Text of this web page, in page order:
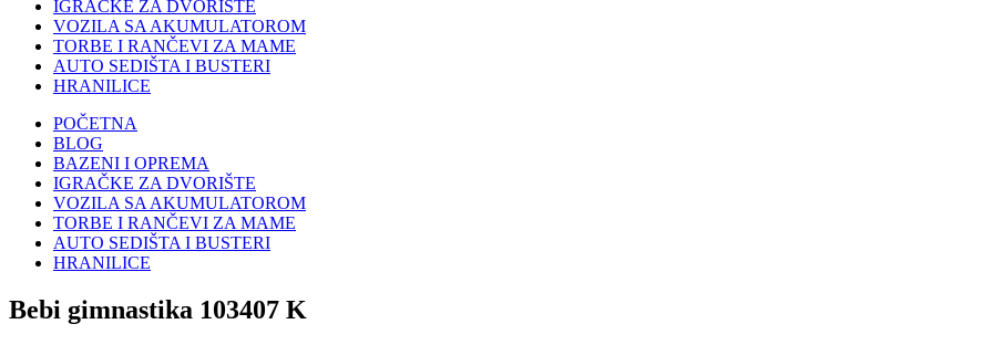
IGRAČKE ZA DVORIŠTE
VOZILA SA AKUMULATOROM
TORBE I RANČEVI ZA MAME
AUTO SEDIŠTA I BUSTERI
HRANILICE
POČETNA
BLOG
BAZENI I OPREMA
IGRAČKE ZA DVORIŠTE
VOZILA SA AKUMULATOROM
TORBE I RANČEVI ZA MAME
AUTO SEDIŠTA I BUSTERI
HRANILICE
Bebi gimnastika 103407 K